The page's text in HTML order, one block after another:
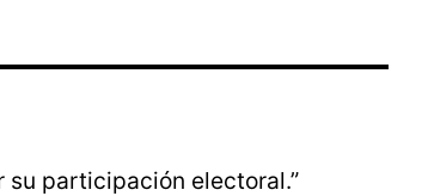
su participación electoral.”